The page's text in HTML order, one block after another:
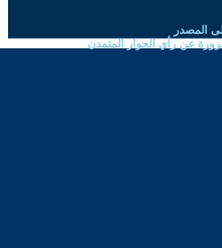
المصدر
عن رأي الحوار المتمدن